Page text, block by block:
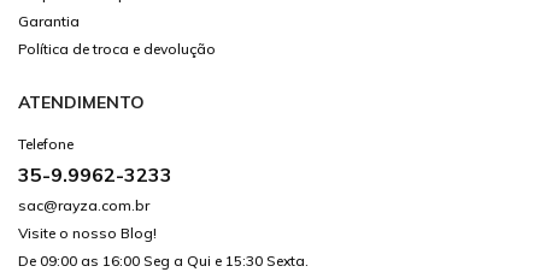
Garantia
Política de troca e devolução
ATENDIMENTO
Telefone
35-9.9962-3233
sac@rayza.com.br
Visite o nosso Blog!
De 09:00 as 16:00 Seg a Qui e 15:30 Sexta.